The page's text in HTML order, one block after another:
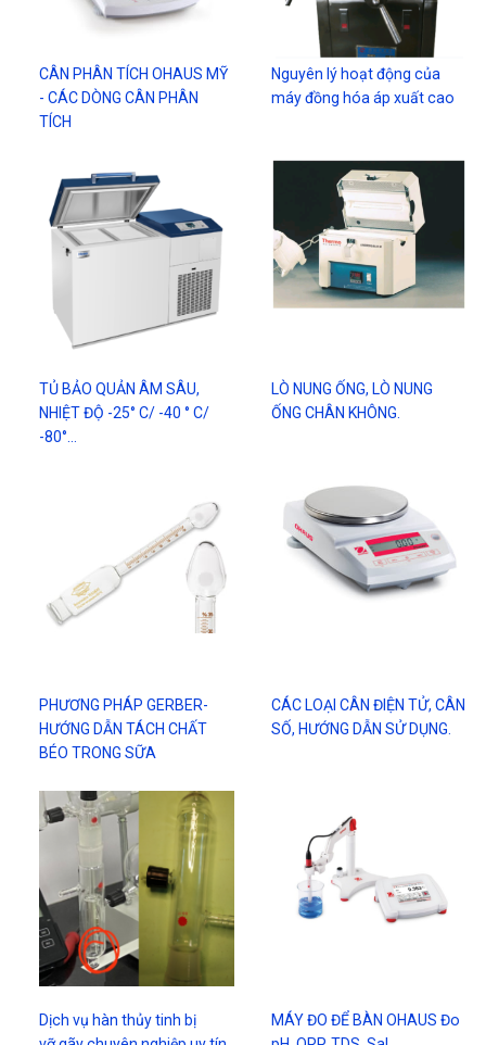
CÂN PHÂN TÍCH OHAUS MỸ
- CÁC DÒNG CÂN PHÂN
TÍCH
Nguyên lý hoạt động của
máy đồng hóa áp xuất cao
TỦ BẢO QUẢN ÂM SÂU,
NHIỆT ĐỘ -25° C/ -40 ° C/
-80°…
LÒ NUNG ỐNG, LÒ NUNG
ỐNG CHÂN KHÔNG.
PHƯƠNG PHÁP GERBER-
HƯỚNG DẪN TÁCH CHẤT
BÉO TRONG SỮA
CÁC LOẠI CÂN ĐIỆN TỬ, CÂN
SỐ, HƯỚNG DẪN SỬ DỤNG.
Dịch vụ hàn thủy tinh bị
MÁY ĐO ĐỂ BÀN OHAUS Đo